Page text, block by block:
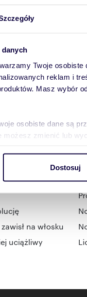
Twoje
reklam i
Masz wybór
osobiste dane są
możesz zmienić lub
jak korzystasz z
połączyć te
Dostosuj
mail, a my
ofertach
Najnowsze
na włosku
uciążliwy